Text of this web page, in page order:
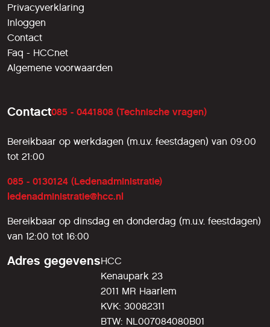
Privacyverklaring
Inloggen
Contact
Faq - HCCnet
Algemene voorwaarden
Contact085 - 0441808 (Technische vragen)
Bereikbaar op werkdagen (m.u.v. feestdagen) van 09:00
tot 21:00
085 - 0130124 (Ledenadministratie)
ledenadministratie@hcc.nl
Bereikbaar op dinsdag en donderdag (m.u.v. feestdagen)
van 12:00 tot 16:00
Adres gegevensHCC
Kenaupark 23
2011 MR Haarlem
KVK: 30082311
BTW: NL007084080B01